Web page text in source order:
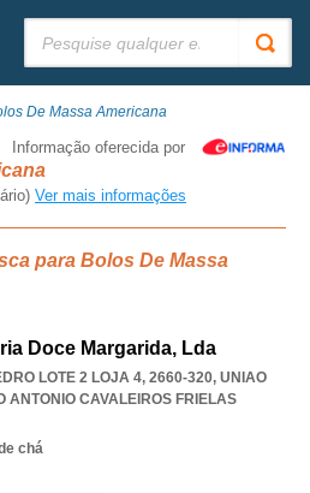
De Massa Americana
Informação oferecida por
Ver mais informações
para Bolos De Massa
Doce Margarida, Lda
LOTE 2 LOJA 4, 2660-320, UNIAO
ANTONIO CAVALEIROS FRIELAS
chá